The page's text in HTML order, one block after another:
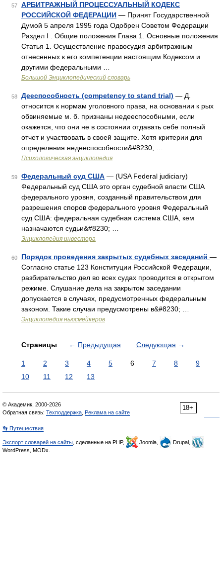
57
АРБИТРАЖНЫЙ ПРОЦЕССУАЛЬНЫЙ КОДЕКС
РОССИЙСКОЙ ФЕДЕРАЦИИ — Принят Государственной
Думой 5 апреля 1995 года Одобрен Советом Федерации
Раздел I . Общие положения Глава 1. Основные положения
Статья 1. Осуществление правосудия арбитражным
отнесенных к его компетенции настоящим Кодексом и
другими федеральными …
Большой Энциклопедический словарь
58 Дееспособность (competency to stand trial) — Д.
относится к нормам уголовного права, на основании к рых
обвиняемые м. б. признаны недееспособными, если
окажется, что они не в состоянии отдавать себе полный
отчет и участвовать в своей защите. Хотя критерии для
определения недееспособности&#8230; …
Психологическая энциклопедия
59 Федеральный суд США — (USA Federal judiciary)
Федеральный суд США это орган судебной власти США
федерального уровня, созданный правительством для
разрешения споров федерального уровня Федеральный
суд США: федеральная судебная система США, кем
назначаются судьи&#8230; …
Энциклопедия инвестора
60 Порядок проведения закрытых судебных заседаний —
Согласно статье 123 Конституции Российской Федерации,
разбирательство дел во всех судах проводится в открытом
режиме. Слушание дела на закрытом заседании
допускается в случаях, предусмотренных федеральным
законом. Такие случаи предусмотрены в&#8230; …
Энциклопедия ньюсмейкеров
Страницы ← Предыдущая Следующая →
1 2 3 4 5 6 7 8
9
10
11 12 13
18+
© Академик, 2000-2026
Обратная связь: Техподдержка Реклама на сайте
👣 Путешествия
Экспорт словарей на сайты , сделанные на PHP, Joomla,
Drupal,
WordPress, MODx.